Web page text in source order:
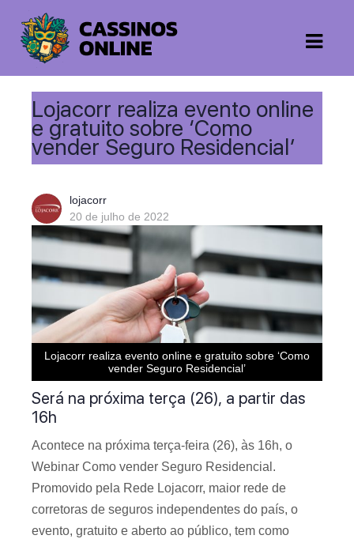
Lojacorr realiza evento online
e gratuito sobre ‘Como
vender Seguro Residencial’
lojacorr
20 de julho de 2022
Lojacorr realiza evento online e gratuito sobre ‘Como
vender Seguro Residencial’
Será na próxima terça (26), a partir das
16h
Acontece na próxima terça-feira (26), às 16h, o
Webinar Como vender Seguro Residencial.
Promovido pela Rede Lojacorr, maior rede de
corretoras de seguros independentes do país, o
evento, gratuito e aberto ao público, tem como